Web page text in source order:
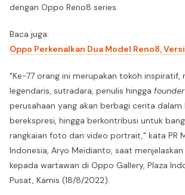
dengan Oppo Reno8 series.
Baca juga:
Oppo Perkenalkan Dua Model Reno8,
"Ke-77 orang ini merupakan tokoh inspiratif,
legendaris, sutradara, penulis hingga founder
perusahaan yang akan berbagi cerita dalam
berekspresi, hingga berkontribusi untuk
rangkaian foto dan video portrait," kata PR
Indonesia, Aryo Meidianto, saat
kepada wartawan di Oppo Gallery, Plaza
Pusat, Kamis (18/8/2022).